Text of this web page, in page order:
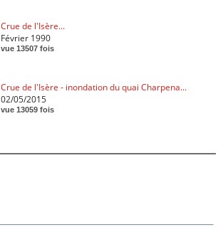
Crue de l'Isère...
Février 1990
vue 13507 fois
Crue de l'Isère - inondation du quai Charpena...
02/05/2015
vue 13059 fois